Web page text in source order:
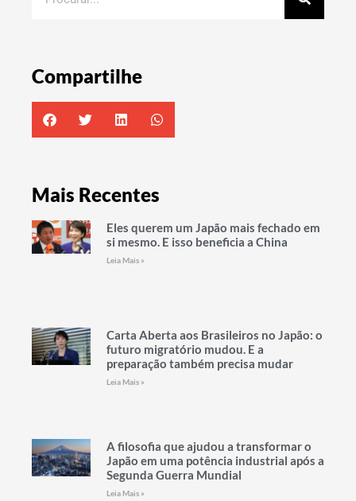
Compartilhe
Mais Recentes
Eles querem um Japão mais fechado em
si mesmo. E isso beneficia a China
Leia Mais »
Carta Aberta aos Brasileiros no Japão: o
futuro migratório mudou. E a
preparação também precisa mudar
Leia Mais »
A filosofia que ajudou a transformar o
Japão em uma potência industrial após a
Segunda Guerra Mundial
Leia Mais »